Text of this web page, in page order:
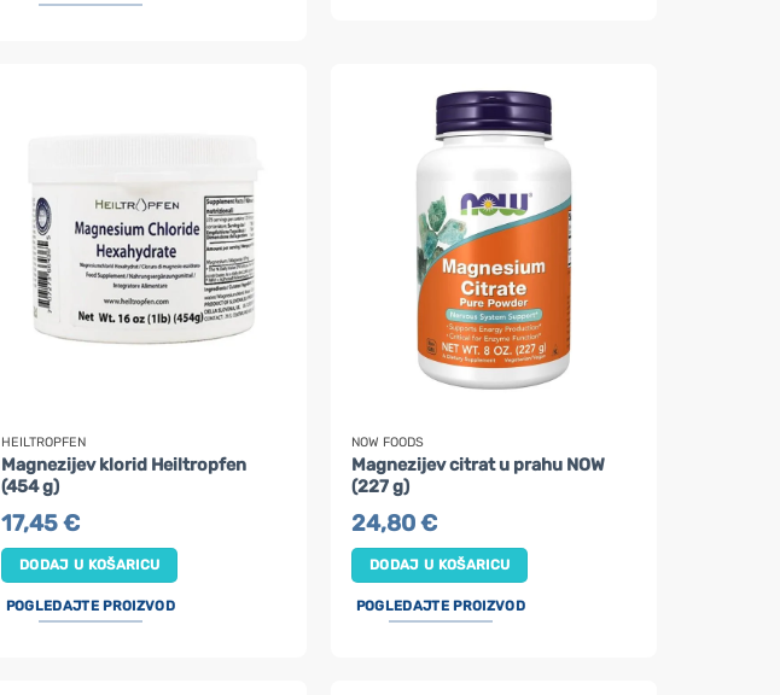
HEILTROPFEN
Magnezijev klorid Heiltropfen
(454 g)
17,45€
DODAJ U KOŠARICU
POGLEDAJTE PROIZVOD
NOW FOODS
Magnezijev citrat u prahu NOW
(227 g)
24,80€
DODAJ U KOŠARICU
POGLEDAJTE PROIZVOD